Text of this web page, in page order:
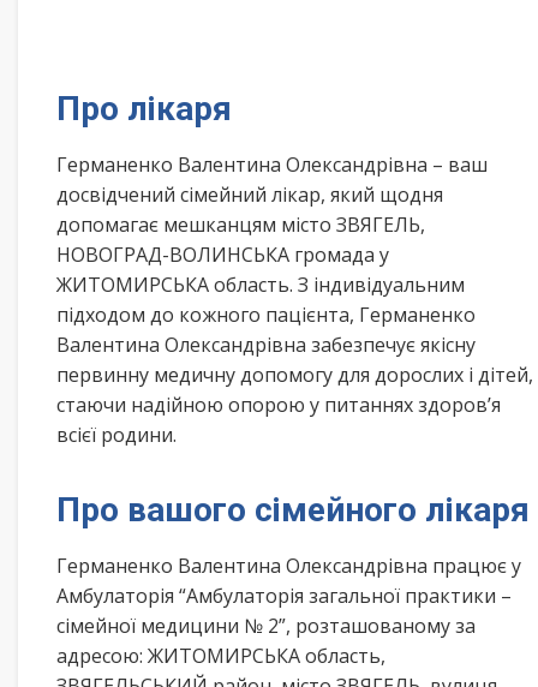
Про лікаря
Германенко Валентина Олександрівна – ваш
досвідчений сімейний лікар, який щодня
допомагає мешканцям місто ЗВЯГЕЛЬ,
НОВОГРАД-ВОЛИНСЬКА громада у
ЖИТОМИРСЬКА область. З індивідуальним
підходом до кожного пацієнта, Германенко
Валентина Олександрівна забезпечує якісну
первинну медичну допомогу для дорослих і дітей,
стаючи надійною опорою у питаннях здоров’я
всієї родини.
Про вашого сімейного лікаря
Германенко Валентина Олександрівна працює у
Амбулаторія “Амбулаторія загальної практики –
сімейної медицини № 2”, розташованому за
адресою: ЖИТОМИРСЬКА область,